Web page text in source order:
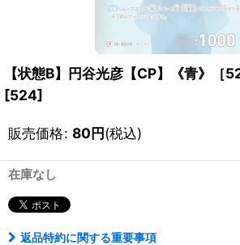
【状態B】円谷光彦【CP】《青》［
[524]
販売価格: 80円(税込)
在庫なし
返品特約に関する重要事項